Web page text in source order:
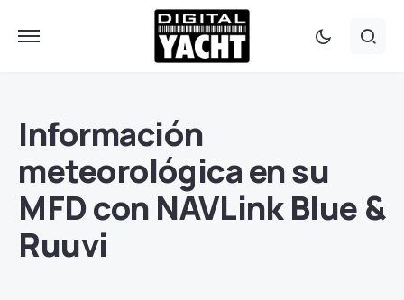
Información
meteorológica en su
MFD con NAVLink Blue &
Ruuvi